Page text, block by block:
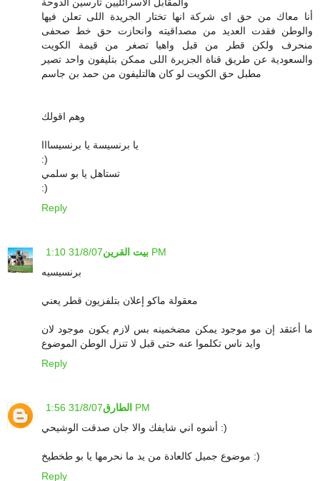
والمقابل الاسرائليين تارسين الدوحة
أنا معاك من حق اى شركة انها تختار الجريدة اللى تعلن فيها
والوطن فقدت العديد من مصداقيته وانحازت حق خط صحفى
منحرف ولكن قطر من قبل واهيا تصغر من قيمة الكويت
والسعودية عن طريق قناة الجزيرة اللى ممكن بتليفون واحد تصير
مطبل حق الكويت لو كان هالتليفون من حمد بن جاسم
وهم اقولك
يا برنسيسة يا برنسيسااا
:)
تستاهل يا بو سلمي
:)
Reply
بيت القرين 31/8/07 1:10 PM
برنسيسيه
معقولة ماكو إعلان بتلفزيون قطر يعني
ما أعتقد إن مو موجود يمكن مضخمينه بس لازم يكون موجود لان
وايد ناس تكلموا عنه حتى قبل لا تنزل الوطن الموضوع
Reply
الطارق 31/8/07 1:56 PM
أشوه اني شايفك والا جان صدقت الوشيحي :)
موضوع جميل كالعادة من يد ما نحرمها يا بو طخطيخ :)
Reply